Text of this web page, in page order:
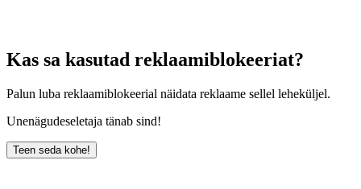
Kas sa kasutad reklaamiblokeeriat?
Palun luba reklaamiblokeerial näidata reklaame sellel leheküljel.
Unenägudeseletaja tänab sind!
Teen seda kohe!